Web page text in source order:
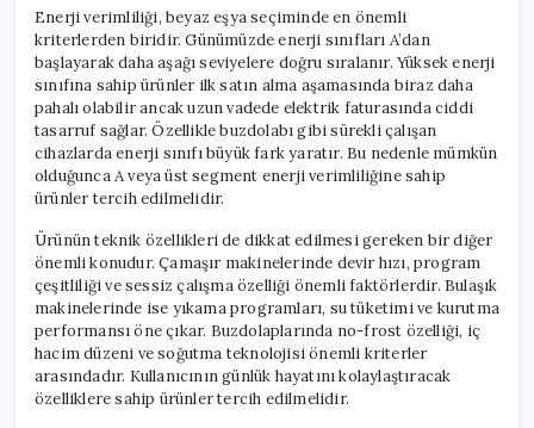
Enerji verimliliği, beyaz eşya seçiminde en önemli
kriterlerden biridir. Günümüzde enerji sınıfları A’dan
başlayarak daha aşağı seviyelere doğru sıralanır. Yüksek enerji
sınıfına sahip ürünler ilk satın alma aşamasında biraz daha
pahalı olabilir ancak uzun vadede elektrik faturasında ciddi
tasarruf sağlar. Özellikle buzdolabı gibi sürekli çalışan
cihazlarda enerji sınıfı büyük fark yaratır. Bu nedenle mümkün
olduğunca A veya üst segment enerji verimliliğine sahip
ürünler tercih edilmelidir.
Ürünün teknik özellikleri de dikkat edilmesi gereken bir diğer
önemli konudur. Çamaşır makinelerinde devir hızı, program
çeşitliliği ve sessiz çalışma özelliği önemli faktörlerdir. Bulaşık
makinelerinde ise yıkama programları, su tüketimi ve kurutma
performansı öne çıkar. Buzdolaplarında no-frost özelliği, iç
hacim düzeni ve soğutma teknolojisi önemli kriterler
arasındadır. Kullanıcının günlük hayatını kolaylaştıracak
özelliklere sahip ürünler tercih edilmelidir.